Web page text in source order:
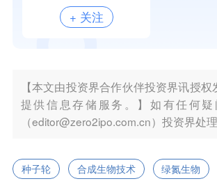
+ 关注
【本文由投资界合作伙伴投资界讯授
提供信息存储服务。】如有任何
（editor@zero2ipo.com.cn）投资界处理
种子轮 合成生物技术 绿氮生物